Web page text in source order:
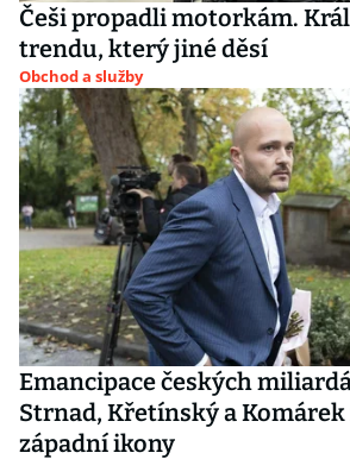
Češi propadli motorkám.
trendu, který jiné děsí
Obchod a služby
Emancipace českých
Strnad, Křetínský a
západní ikony